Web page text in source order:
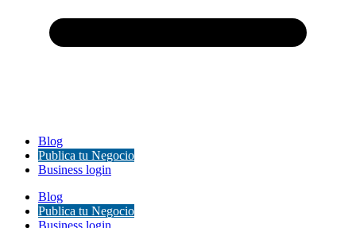
Blog
Publica tu Negocio
Business login
Blog
Publica tu Negocio
Business login